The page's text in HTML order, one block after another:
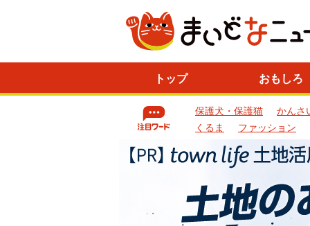
トップ おもしろ
保護犬・保護猫
かんさ
くるま
ファッション